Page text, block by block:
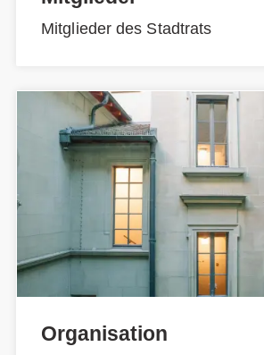
Mitglieder des Stadtrats
Organisation